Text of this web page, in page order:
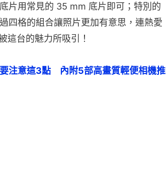
片用常見的 35 mm 底片即可；特別的
四格的組合讓照片更加有意思，連熱愛
這台的魅力所吸引！
注意這3點　內附5部高畫質輕便相機推